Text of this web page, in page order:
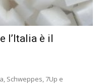
l’Italia è il
Schweppes, 7Up e